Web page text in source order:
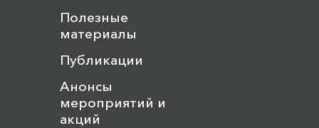
Полезные
материалы
Публикации
Анонсы
мероприятий и
акций